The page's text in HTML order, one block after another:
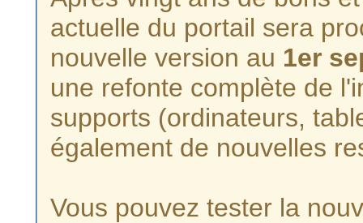
actuelle du portail sera
nouvelle version au 1er
une refonte complète de
supports (ordinateurs,
également de nouvelles
Vous pouvez tester la